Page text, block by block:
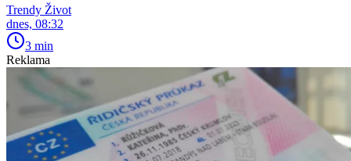
Trendy Život
dnes, 08:32
3 min
Reklama